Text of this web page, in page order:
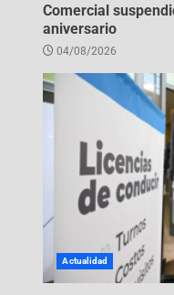
Comercial
aniversario
04/08/2026
Actualidad